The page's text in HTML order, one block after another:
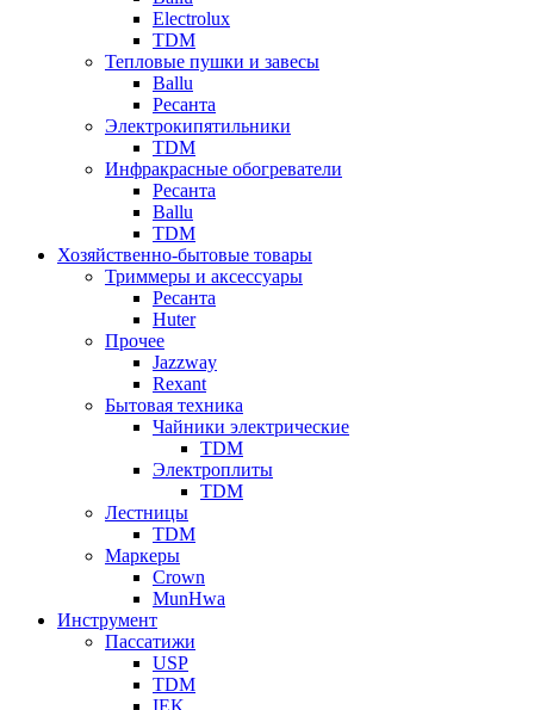
Electrolux
TDM
Тепловые пушки и завесы
Ballu
Ресанта
Электрокипятильники
TDM
Инфракрасные обогреватели
Ресанта
Ballu
TDM
Хозяйственно-бытовые товары
Триммеры и аксессуары
Ресанта
Huter
Прочее
Jazzway
Rexant
Бытовая техника
Чайники электрические
TDM
Электроплиты
TDM
Лестницы
TDM
Маркеры
Crown
MunHwa
Инструмент
Пассатижи
USP
TDM
IEK